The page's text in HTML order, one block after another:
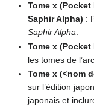
Tome x
Saphir Alpha) :
Saphir Alpha.
Tome x
les tomes de
Tome x (<nom
sur l’édition
japonais et